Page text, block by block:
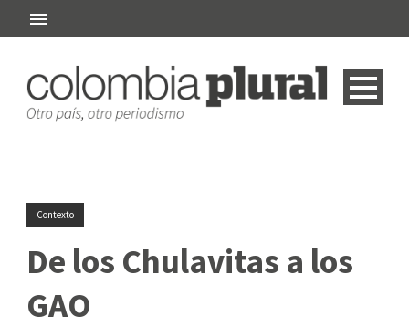
Contexto
De los Chulavitas a los
GAO